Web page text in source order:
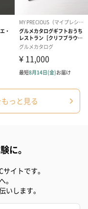
す。
おすすめです。
ニラ）
っと見る
に。
イトです。
。
いします。